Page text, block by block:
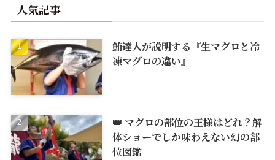
人気記事
鮪達人が説明する『生マグロと冷
凍マグロの違い』
👑 マグロの部位の王様はどれ？解
体ショーでしか味わえない幻の部
位図鑑